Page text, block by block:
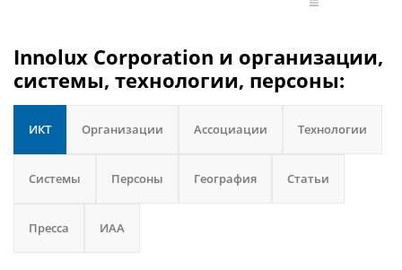
Innolux Corporation и организации,
системы, технологии, персоны:
ИКТ Организации Ассоциации Технологии
Системы Персоны География Статьи
Пресса ИАА